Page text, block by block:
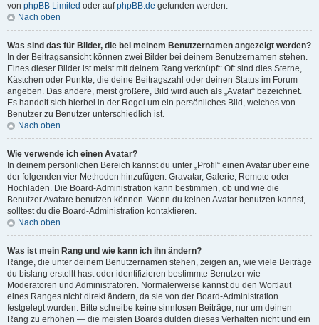
von phpBB Limited oder aufphpBB.de gefunden werden.
Nach oben
Was sind das für Bilder, die bei meinem Benutzernamen angezeigt werden?
In der Beitragsansicht können zwei Bilder bei deinem Benutzernamen stehen.
Eines dieser Bilder ist meist mit deinem Rang verknüpft: Oft sind dies Sterne,
Kästchen oder Punkte, die deine Beitragszahl oder deinen Status im Forum
angeben. Das andere, meist größere, Bild wird auch als „Avatar“ bezeichnet.
Es handelt sich hierbei in der Regel um ein persönliches Bild, welches von
Benutzer zu Benutzer unterschiedlich ist.
Nach oben
Wie verwende ich einen Avatar?
In deinem persönlichen Bereich kannst du unter „Profil“ einen Avatar über eine
der folgenden vier Methoden hinzufügen: Gravatar, Galerie, Remote oder
Hochladen. Die Board-Administration kann bestimmen, ob und wie die
Benutzer Avatare benutzen können. Wenn du keinen Avatar benutzen kannst,
solltest du die Board-Administration kontaktieren.
Nach oben
Was ist mein Rang und wie kann ich ihn ändern?
Ränge, die unter deinem Benutzernamen stehen, zeigen an, wie viele Beiträge
du bislang erstellt hast oder identifizieren bestimmte Benutzer wie
Moderatoren und Administratoren. Normalerweise kannst du den Wortlaut
eines Ranges nicht direkt ändern, da sie von der Board-Administration
festgelegt wurden. Bitte schreibe keine sinnlosen Beiträge, nur um deinen
Rang zu erhöhen — die meisten Boards dulden dieses Verhalten nicht und ein